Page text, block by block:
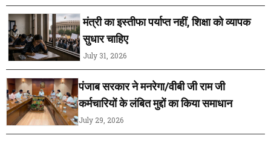
मंत्री का इस्तीफा पर्याप्त नहीं, शिक्षा को व्यापक
सुधार चाहिए
July 31, 2026
पंजाब सरकार ने मनरेगा/वीबी जी राम जी
कर्मचारियों के लंबित मुद्दों का किया समाधान
July 29, 2026